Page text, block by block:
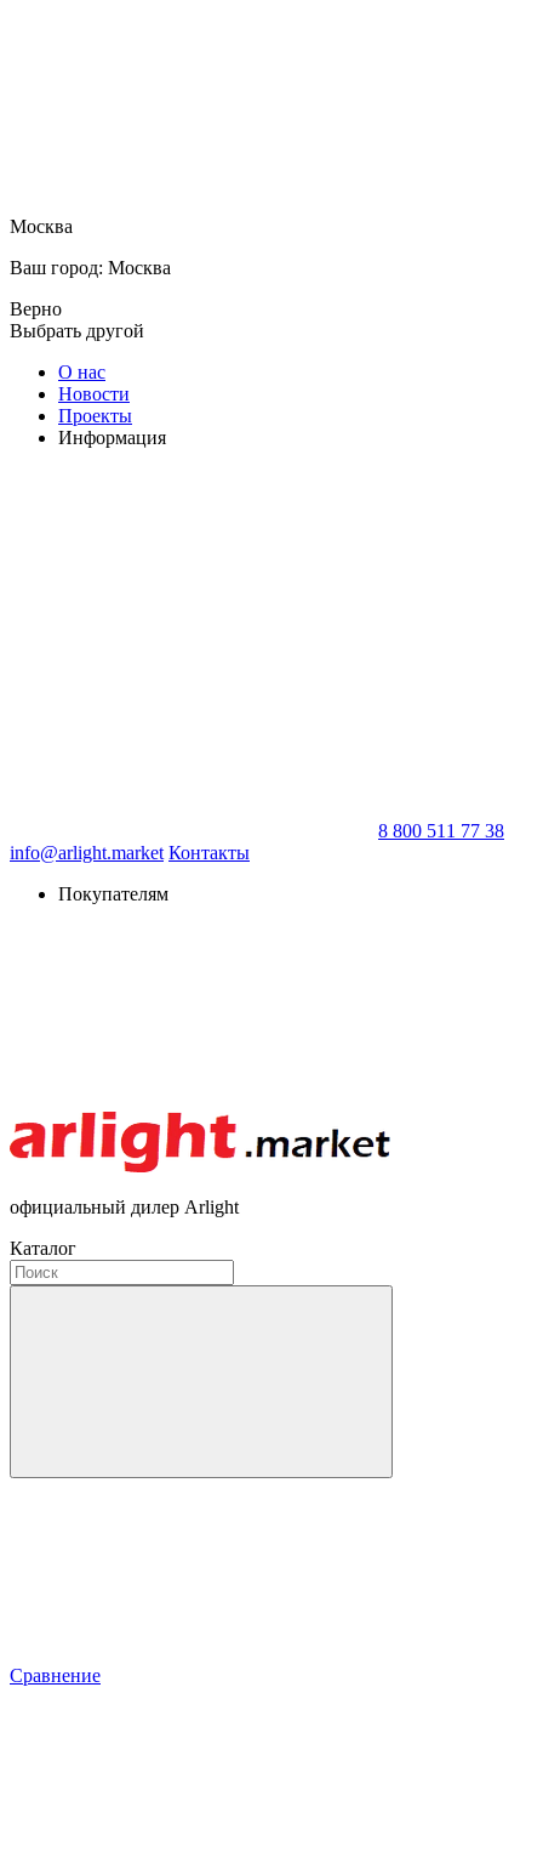
Москва
Ваш город: Москва
Верно
Выбрать другой
О нас
Новости
Проекты
Информация
8 800 511 77 38
info@arlight.market Контакты
Покупателям
официальный дилер Arlight
Каталог
Сравнение